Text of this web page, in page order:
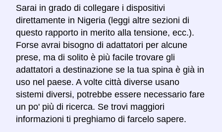
Sarai in grado di collegare i dispositivi
direttamente in Nigeria (leggi altre sezioni di
questo rapporto in merito alla tensione, ecc.).
Forse avrai bisogno di adattatori per alcune
prese, ma di solito è più facile trovare gli
adattatori a destinazione se la tua spina è già in
uso nel paese. A volte città diverse usano
sistemi diversi, potrebbe essere necessario fare
un po' più di ricerca. Se trovi maggiori
informazioni ti preghiamo di farcelo sapere.